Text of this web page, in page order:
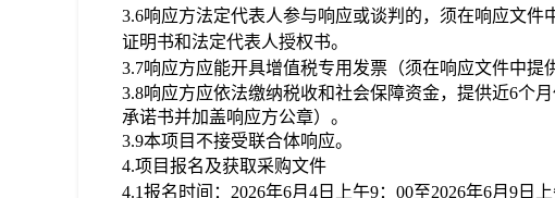
3.6响应方法定代表人参与响应或谈判 的，须在响应文件
证明书和法定代表人授权书。
3.7响应方应能开具增值税专用发票（须在响应文件中提
3.8响应方应依法缴纳税收和社会保障资金，提供近6个
承诺书并加盖响应方公章）。
3.9本项目 不接受联合体响应。
4.项目报名及获取采购文件
4.1报名 时间： 2026年6月 4 日上午9：00至2026年6月 9 日